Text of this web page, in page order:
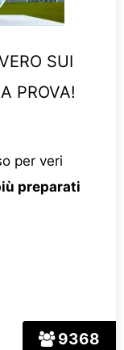
9368
SUI
PROVA!
per veri
preparati